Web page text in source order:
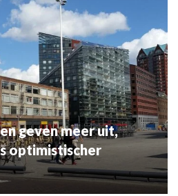
geven meer uit,
optimistischer